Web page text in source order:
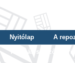
Nyitólap A
Tallózás szerző